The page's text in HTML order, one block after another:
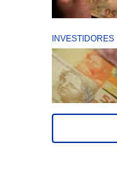
INVESTIDORES